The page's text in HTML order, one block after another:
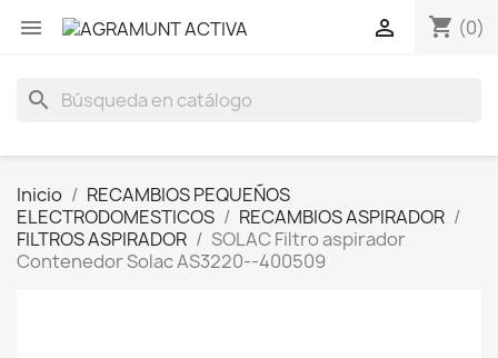
 shopping_cart (0)

search
Inicio
RECAMBIOS PEQUEÑOS
ELECTRODOMESTICOS
RECAMBIOS ASPIRADOR
FILTROS ASPIRADOR
SOLAC Filtro aspirador
Contenedor Solac AS3220--400509